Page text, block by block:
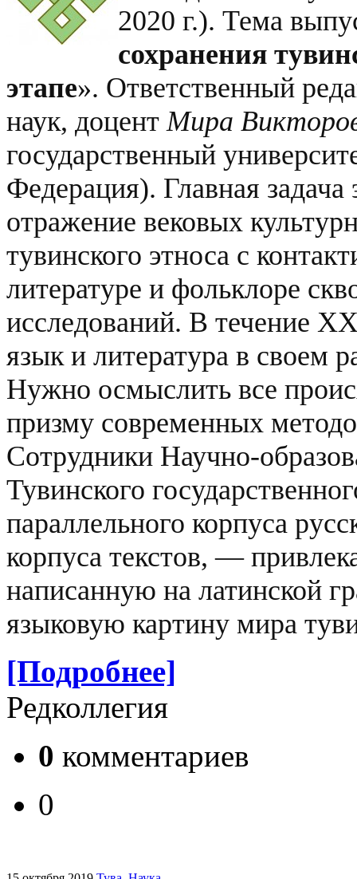
2020 г.). Тема
сохранения
этапе». Ответственный
наук, доцент Мира
государственный
Федерация). Главная
отражение вековых
тувинского этноса с
литературе и фольклоре
исследований. В течение
язык и литература в своем
Нужно осмыслить все
призму современных
Сотрудники Научно-
Тувинского
параллельного корпуса
корпуса текстов, —
написанную на латинской
языковую картину мира
[Подробнее]
Редколлегия
0 комментариев
0